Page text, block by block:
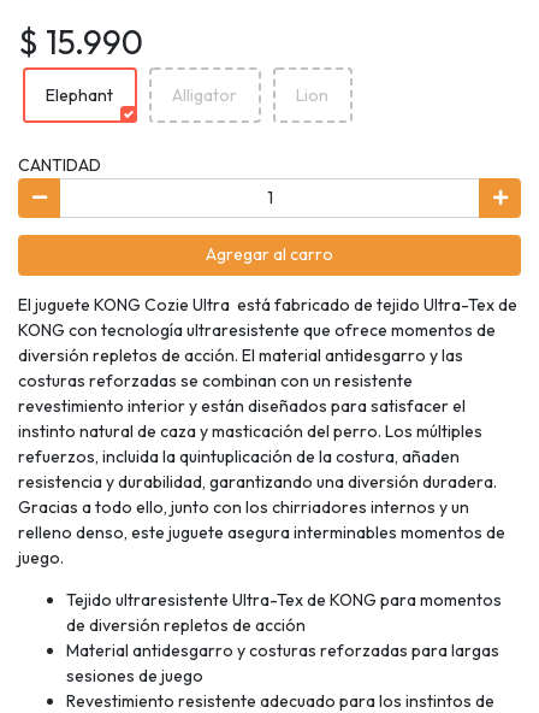
$ 15.990
Elephant Alligator Lion
CANTIDAD
Agregar al carro
El juguete KONG Cozie Ultra está fabricado de tejido Ultra-Tex de
KONG con tecnología ultraresistente que ofrece momentos de
diversión repletos de acción. El material antidesgarro y las
costuras reforzadas se combinan con un resistente
revestimiento interior y están diseñados para satisfacer el
instinto natural de caza y masticación del perro. Los múltiples
refuerzos, incluida la quintuplicación de la costura, añaden
resistencia y durabilidad, garantizando una diversión duradera.
Gracias a todo ello, junto con los chirriadores internos y un
relleno denso, este juguete asegura interminables momentos de
juego.
Tejido ultraresistente Ultra-Tex de KONG para momentos
de diversión repletos de acción
Material antidesgarro y costuras reforzadas para largas
sesiones de juego
Revestimiento resistente adecuado para los instintos de